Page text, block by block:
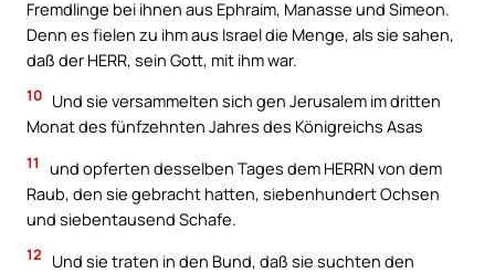
Fremdlinge bei ihnen aus Ephraim, Manasse und Simeon.
Denn es fielen zu ihm aus Israel die Menge, als sie sahen,
daß der HERR, sein Gott, mit ihm war.
10 Und sie versammelten sich gen Jerusalem im dritten
Monat des fünfzehnten Jahres des Königreichs Asas
11
und opferten desselben Tages dem HERRN von dem
Raub, den sie gebracht hatten, siebenhundert Ochsen
und siebentausend Schafe.
12
Und sie traten in den Bund, daß sie suchten den